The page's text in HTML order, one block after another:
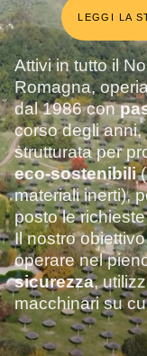
LEGGI LA
Attivi in tutto il
Romagna,
dal 1986 con
corso degli anni,
strutturata per
eco-sostenibili
materiali inerti),
posto le
Il nostro
operare nel
sicurezza,
macchinari su